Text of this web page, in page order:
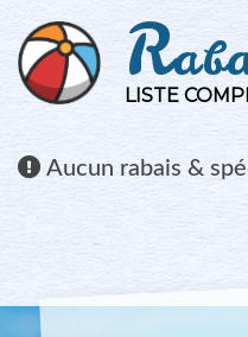
R
LISTE
Aucun rabais &